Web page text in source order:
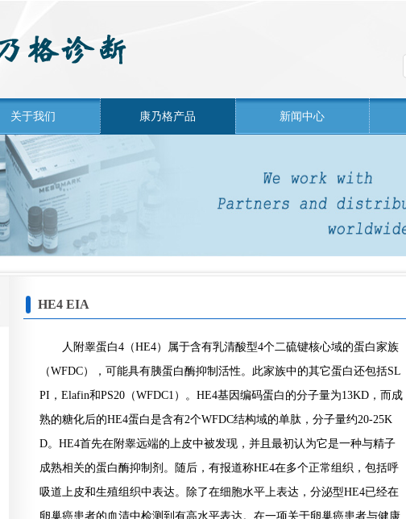
关于我们 康乃格产品 新闻中心
HE4 EIA
人附睾蛋白4（HE4）属于含有乳清酸型4个二硫键核心域的蛋白家族
（WFDC），可能具有胰蛋白酶抑制活性。此家族中的其它蛋白还包括SL
PI，Elafin和PS20（WFDC1）。HE4基因编码蛋白的分子量为13KD，而成
熟的糖化后的HE4蛋白是含有2个WFDC结构域的单肽，分子量约20-25K
D。HE4首先在附睾远端的上皮中被发现，并且最初认为它是一种与精子
成熟相关的蛋白酶抑制剂。随后，有报道称HE4在多个正常组织，包括呼
吸道上皮和生殖组织中表达。除了在细胞水平上表达，分泌型HE4已经在
卵巢癌患者的血清中检测到有高水平表达。在一项关于卵巢癌患者与健康